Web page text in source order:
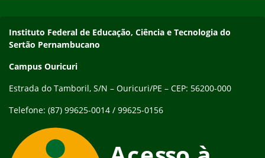
Endereço
Instituto Federal de Educação, Ciência e Tecnologia do
Sertão Pernambucano
Campus Ouricuri
Estrada do Tamboril, S/N – Ouricuri/PE – CEP: 56200-000
Telefone: (87) 99625-0014 / 99625-0156